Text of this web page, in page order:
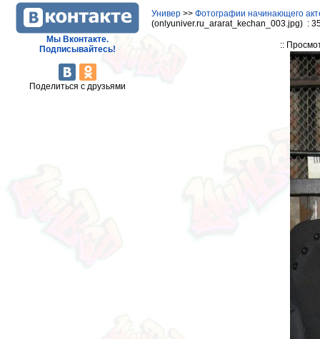
Мы Вконтакте.
Подписывайтесь!
Поделиться с друзьями
Универ >> Фотографии начинающего
(onlyuniver.ru_ararat_kechan_003.jpg) :
::